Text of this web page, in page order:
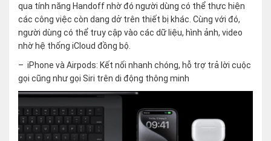
qua tính năng Handoff nhờ đó người dùng có thể thực hiện
các công việc còn dang dở trên thiết bị khác. Cùng với đó,
người dùng có thể truy cập vào các dữ liệu, hình ảnh, video
nhờ hệ thống iCloud đồng bộ.
– iPhone và Airpods: Kết nối nhanh chóng, hỗ trợ trả lời cuộc
gọi cũng như gọi Siri trên di động thông minh